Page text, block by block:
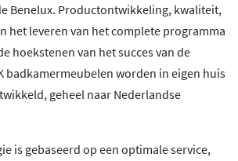
Benelux. Productontwikkeling, kwaliteit,
het leveren van het complete programma
hoekstenen van het succes van de
badkamermeubelen worden in eigen huis
geheel naar Nederlandse
is gebaseerd op een optimale service,